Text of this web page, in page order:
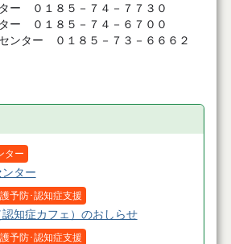
ー ０１８５－７４－７７３０
ー ０１８５－７４－６７００
ンター ０１８５－７３－６６６２
ター
ター
予防･認知症支援
知症カフェ）のおしらせ
予防･認知症支援